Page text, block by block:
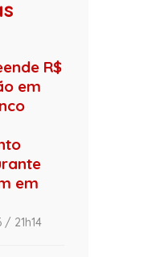
R$
em
em
/ 21h14